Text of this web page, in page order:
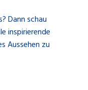
Dann schau
inspirierende
Aussehen zu